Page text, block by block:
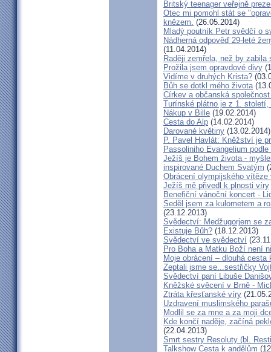
Britský teenager veřejně
Otec mi pomohl stát se
knězem. (26.05.2014)
Mladý poutník Petr svědčí o
Nádherná odpověď 29-leté
(11.04.2014)
Raději zemřela, než by zabila
Prožila jsem opravdové divy
Vidíme v druhých Krista?
Bůh se dotkl mého života
Církev a občanská
Turínské plátno je z 1.
Nákup v Bille (19.02.2014)
Cesta do Alp (14.02.2014)
Darované květiny (13.02.2014)
P. Pavel Havlát: Kněžství je
Passoliniho Evangelium
Ježíš je Bohem života -
inspirované Duchem Svatým
Obrácení olympijského vítěze
Ježíš mě přivedl k plnosti víry
Benefiční vánoční koncert -
Seděl jsem za kulometem a
(23.12.2013)
Svědectví: Medžugorjem se
Existuje Bůh? (18.12.2013)
Svědectví ve svědectví
Pro Boha a Matku Boží není
Moje obrácení – dlouhá cesta
Zeptali jsme se...sestřičky
Svědectví paní Libuše
Kněžské svěcení v Brně -
Ztráta křesťanské víry
Uzdravení muslimského
Modlil se za mne a za moji
Kde končí naděje, začíná
(22.04.2013)
Smrt sestry Resoluty (bl.
Talkshow Cesta k andělům